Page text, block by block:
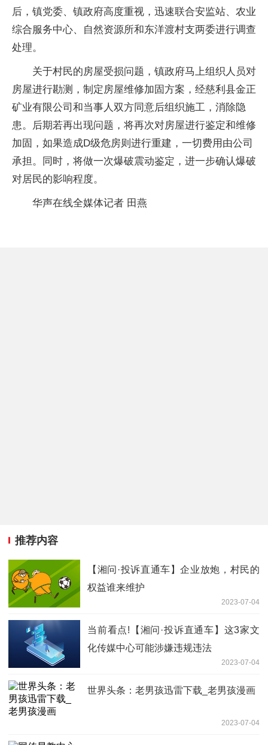
后，镇党委、镇政府高度重视，迅速联合安监站、农业
综合服务中心、自然资源所和东洋渡村支两委进行调查
处理。
关于村民的房屋受损问题，镇政府马上组织人员对
房屋进行勘测，制定房屋维修加固方案，经慈利县金正
矿业有限公司和当事人双方同意后组织施工，消除隐
患。后期若再出现问题，将再次对房屋进行鉴定和维修
加固，如果造成D级危房则进行重建，一切费用由公司
承担。同时，将做一次爆破震动鉴定，进一步确认爆破
对居民的影响程度。
华声在线全媒体记者 田燕
推荐内容
【湘问·投诉直通车】企业放炮，村民的
权益谁来维护
2023-07-04
当前看点!【湘问·投诉直通车】这3家文
化传媒中心可能涉嫌违规违法
2023-07-04
世界头条：老男孩迅雷下载_老男孩漫画
2023-07-04